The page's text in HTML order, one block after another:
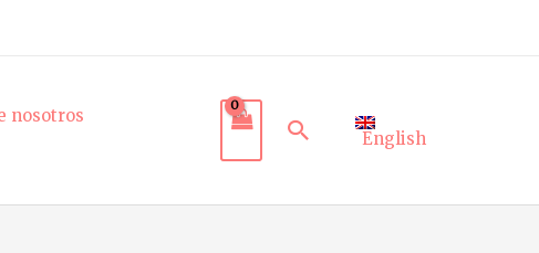
nosotros
BuscarEnglish